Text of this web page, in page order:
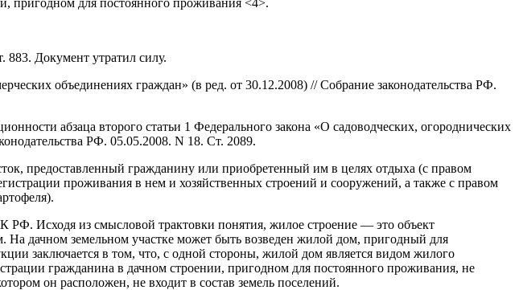
Документ утратил силу.
объединениях граждан» (в ред. от 30.12.2008) // Собрание законодательства РФ.
абзаца второго статьи 1 Федерального закона «О садоводческих, огороднических
РФ. 05.05.2008. N 18. Ст. 2089.
предоставленный гражданину или приобретенный им в целях отдыха (с правом
проживания в нем и хозяйственных строений и сооружений, а также с правом
РФ. Исходя из смысловой трактовки понятия, жилое строение — это объект
дачном земельном участке может быть возведен жилой дом, пригодный для
заключается в том, что, с одной стороны, жилой дом является видом жилого
гражданина в дачном строении, пригодном для постоянного проживания, не
он расположен, не входит в состав земель поселений.